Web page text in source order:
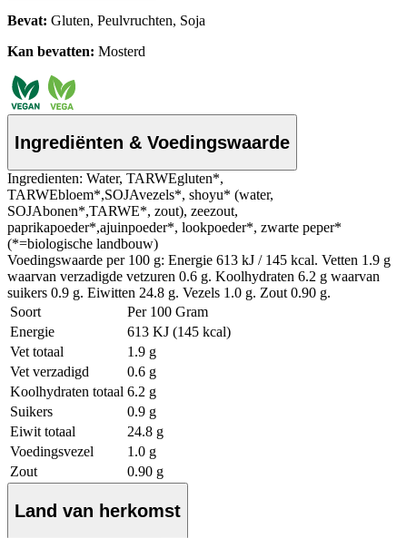
Bevat: Gluten, Peulvruchten, Soja
Kan bevatten: Mosterd
Ingrediënten & Voedingswaarde
Ingredienten: Water, TARWEgluten*,
TARWEbloem*,SOJAvezels*, shoyu* (water,
SOJAbonen*,TARWE*, zout), zeezout,
paprikapoeder*,ajuinpoeder*, lookpoeder*, zwarte peper*
(*=biologische landbouw)
Voedingswaarde per 100 g: Energie 613 kJ / 145 kcal. Vetten 1.9 g
waarvan verzadigde vetzuren 0.6 g. Koolhydraten 6.2 g waarvan
suikers 0.9 g. Eiwitten 24.8 g. Vezels 1.0 g. Zout 0.90 g.
Soort
Per 100 Gram
Energie
613 KJ (145 kcal)
Vet totaal
1.9 g
Vet verzadigd
0.6 g
Koolhydraten totaal 6.2 g
Suikers
0.9 g
Eiwit totaal
24.8 g
Voedingsvezel
1.0 g
Zout
0.90 g
Land van herkomst